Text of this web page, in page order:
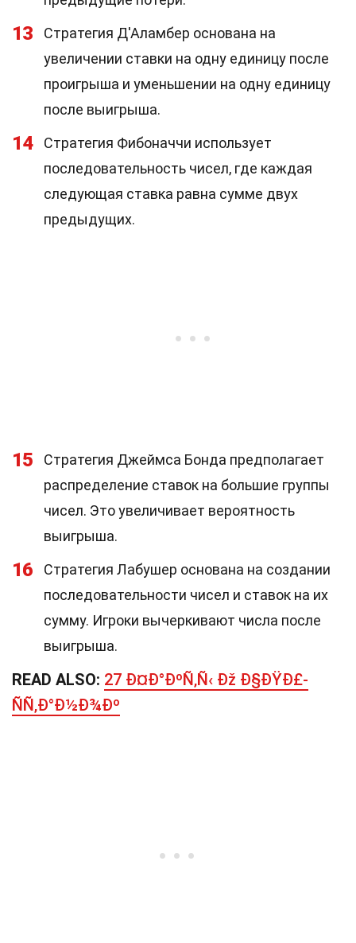
13
Стратегия Д'Аламбер основана на
увеличении ставки на одну единицу после
проигрыша и уменьшении на одну единицу
после выигрыша.
14
Стратегия Фибоначчи использует
последовательность чисел, где каждая
следующая ставка равна сумме двух
предыдущих.
15
Стратегия Джеймса Бонда предполагает
распределение ставок на большие группы
чисел. Это увеличивает вероятность
выигрыша.
16
Стратегия Лабушер основана на создании
последовательности чисел и ставок на их
сумму. Игроки вычеркивают числа после
выигрыша.
READ ALSO: 27 Ð¤Ð°ÐºÑ‚Ñ‹ Ðž Ð§ÐŸÐ£-
ÑÑ‚Ð°Ð½Ð¾Ðº